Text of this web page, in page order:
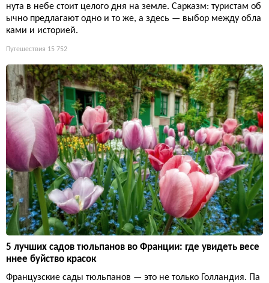
нута в небе стоит целого дня на земле. Сарказм: туристам об
ычно предлагают одно и то же, а здесь — выбор между обла
ками и историей.
Путешествия 15 752
5 лучших садов тюльпанов во Франции: где увидеть весе
ннее буйство красок
Французские сады тюльпанов — это не только Голландия. Па